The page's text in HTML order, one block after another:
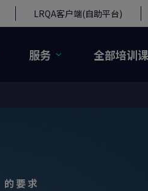
LRQA客户端(自助平台)
服务 全部培训
要求